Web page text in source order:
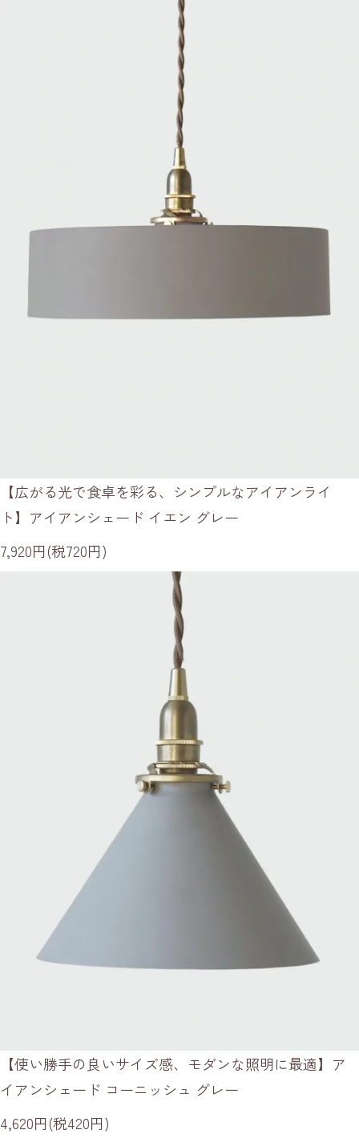
【広がる光で食卓を彩る、シンプルなアイアンライ
ト】アイアンシェード イエン グレー
7,920円(税720円)
【使い勝手の良いサイズ感、モダンな照明に最適】ア
イアンシェード コーニッシュ グレー
4,620円(税420円)